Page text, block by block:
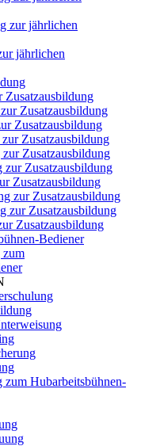
zur jährlichen
jährlichen
Zusatzausbildung
Zusatzausbildung
Zusatzausbildung
Zusatzausbildung
Zusatzausbildung
Zusatzausbildung
zur Zusatzausbildung
zur Zusatzausbildung
Zusatzausbildung
Bediener
zum
Hubarbeitsbühnen-